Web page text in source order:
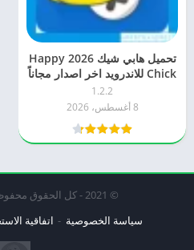
تحميل هابي شيك 2026 Happy
Chick للاندرويد اخر اصدار مجاناً
1.2.2
8 أغسطس، 2026
© 2021 - كل الحقوق محفوظة -
سياسة الخصوصية
اتفاقية